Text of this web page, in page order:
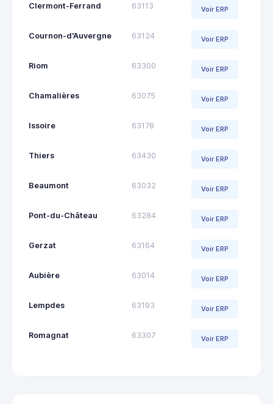
Clermont-Ferrand 63113 Voir ERP
Cournon-d'Auvergne 63124 Voir ERP
Riom 63300 Voir ERP
Chamalières 63075 Voir ERP
Issoire 63178 Voir ERP
Thiers 63430 Voir ERP
Beaumont 63032 Voir ERP
Pont-du-Château 63284 Voir ERP
Gerzat 63164 Voir ERP
Aubière 63014 Voir ERP
Lempdes 63193 Voir ERP
Romagnat 63307 Voir ERP